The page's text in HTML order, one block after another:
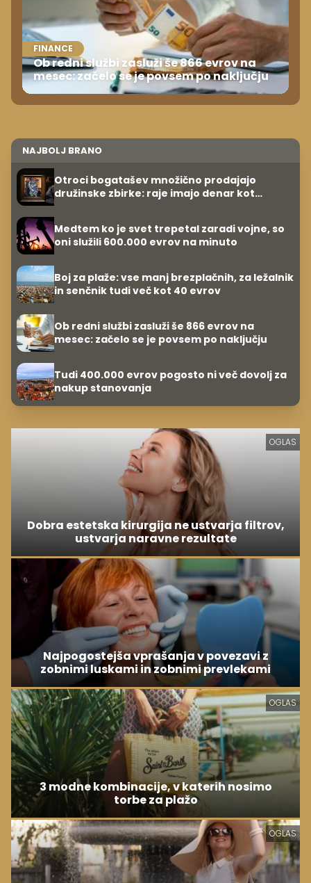
FINANCE
Ob redni službi zasluži še 866 evrov na
mesec: začelo se je povsem po naključju
NAJBOLJ BRANO
Otroci bogatašev množično prodajajo
družinske zbirke: raje imajo denar kot
Medtem ko je svet trepetal zaradi vojne, so
oni služili 600.000 evrov na minuto
Boj za plaže: vse manj brezplačnih, za ležalnik
in senčnik tudi več kot 40 evrov
Ob redni službi zasluži še 866 evrov na
mesec: začelo se je povsem po naključju
Tudi 400.000 evrov pogosto ni več dovolj za
nakup stanovanja
OGLAS
Dobra estetska kirurgija ne ustvarja filtrov,
ustvarja naravne rezultate
Najpogostejša vprašanja v povezavi z
zobnimi luskami in zobnimi prevlekami
OGLAS
3 modne kombinacije, v katerih nosimo
torbe za plažo
OGLAS